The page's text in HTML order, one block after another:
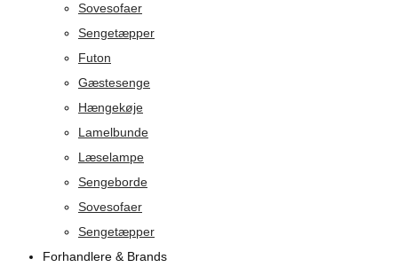
Sovesofaer
Sengetæpper
Futon
Gæstesenge
Hængekøje
Lamelbunde
Læselampe
Sengeborde
Sovesofaer
Sengetæpper
Forhandlere & Brands